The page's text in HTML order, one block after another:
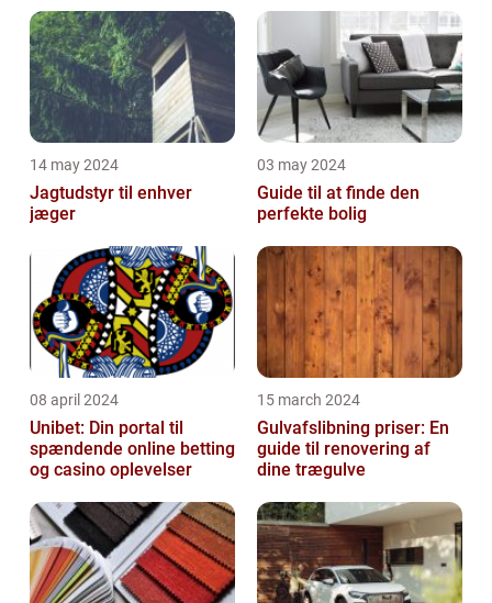
eller virksomhed
14 may 2024
Jagtudstyr til enhver
jæger
03 may 2024
Guide til at finde den
perfekte bolig
08 april 2024
Unibet: Din portal til
spændende online betting
og casino oplevelser
15 march 2024
Gulvafslibning priser: En
guide til renovering af
dine trægulve